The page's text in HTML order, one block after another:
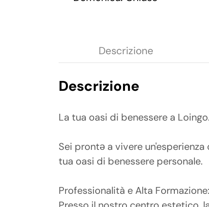
Descrizione
Descrizione
La tua oasi di benessere a Loingo.
Sei prontə a vivere
tua oasi di benessere personale.
Professionalità e Alta Formazione: